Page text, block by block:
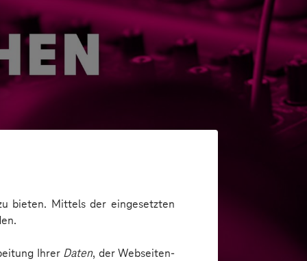
bieten. Mittels der eingesetzten
Ihrer Daten, der Webseiten-